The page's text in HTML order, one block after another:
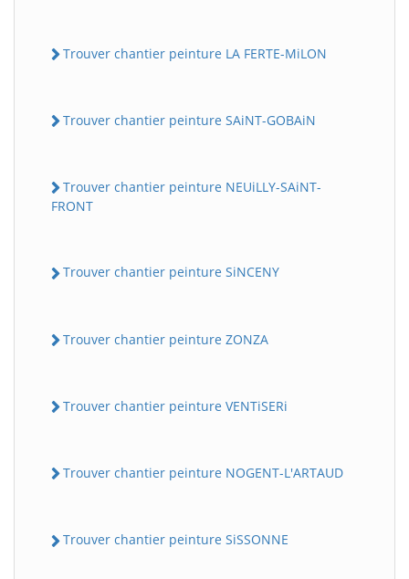
Trouver chantier peinture LA FERTE-MiLON
Trouver chantier peinture SAiNT-GOBAiN
Trouver chantier peinture NEUiLLY-SAiNT-
FRONT
Trouver chantier peinture SiNCENY
Trouver chantier peinture ZONZA
Trouver chantier peinture VENTiSERi
Trouver chantier peinture NOGENT-L'ARTAUD
Trouver chantier peinture SiSSONNE